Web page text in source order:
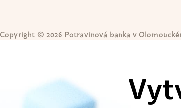
Copyright © 2026 Potravinová banka v